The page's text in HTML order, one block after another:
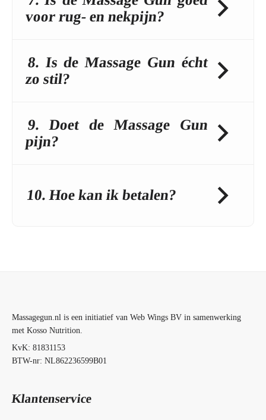
voor rug- en nekpijn?
8. Is de Massage Gun écht
zo stil?
9. Doet de Massage Gun
pijn?
10. Hoe kan ik betalen?
Massagegun.nl is een initiatief van Web Wings BV in samenwerking
met Kosso Nutrition.
KvK: 81831153
BTW-nr: NL862236599B01
Klantenservice